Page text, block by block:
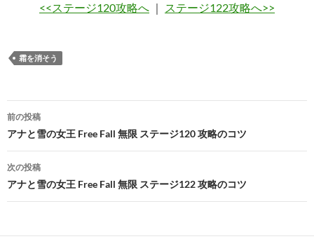
<<ステージ120攻略へ ｜ ステージ122攻略へ>>
霜を消そう
投
稿
ナ
ビ
ゲ
ー
前の投稿
アナと雪の女王 Free Fall 無限 ステージ120 攻略のコツ
次の投稿
アナと雪の女王 Free Fall 無限 ステージ122 攻略のコツ